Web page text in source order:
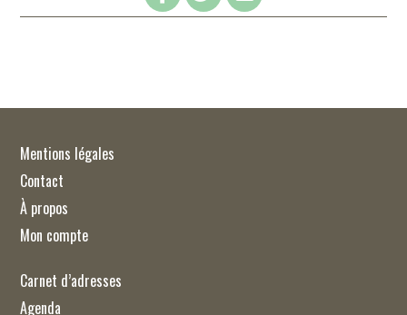
Mentions légales
Contact
À propos
Mon compte
Carnet d’adresses
Agenda